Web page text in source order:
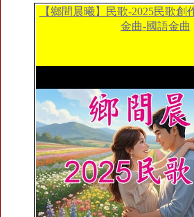
【鄉間晨曦】民歌-2025民歌創
金曲-國語金曲